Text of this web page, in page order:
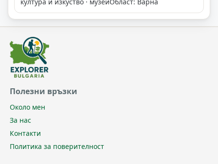
Полезни връзки
Около мен
За нас
Контакти
Политика за поверителност